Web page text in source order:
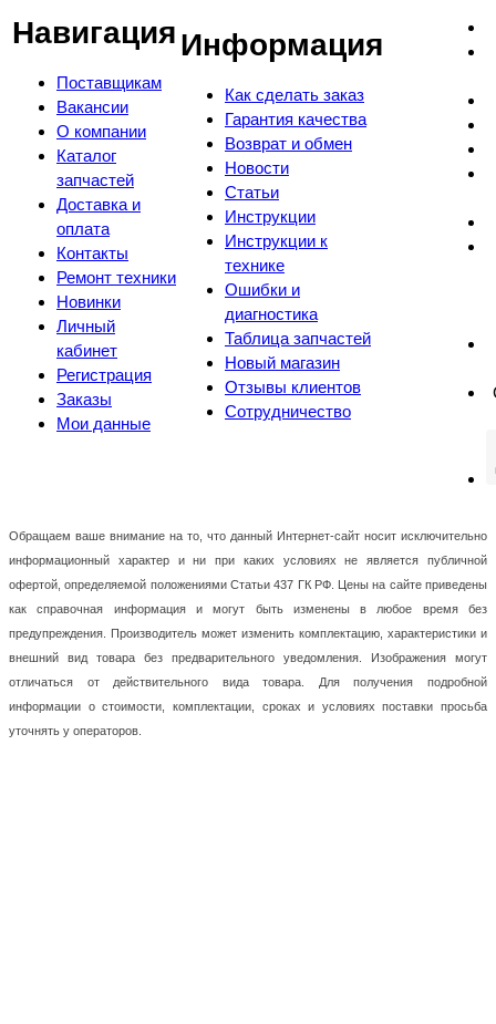
Навигация
Поставщикам
Вакансии
О компании
Каталог
запчастей
Доставка и
оплата
Контакты
Ремонт техники
Новинки
Личный
кабинет
Регистрация
Заказы
Мои данные
Информация
Как сделать заказ
Гарантия качества
Возврат и обмен
Новости
Статьи
Инструкции
Инструкции к
технике
Ошибки и
диагностика
Таблица запчастей
Новый магазин
Отзывы клиентов
Сотрудничество
Обращаем ваше внимание на то, что данный Интернет-сайт носит исключительно
информационный характер и ни при каких условиях не является публичной
офертой, определяемой положениями Статьи 437 ГК РФ. Цены на сайте приведены
как справочная информация и могут быть изменены в любое время без
предупреждения. Производитель может изменить комплектацию, характеристики и
внешний вид товара без предварительного уведомления. Изображения могут
отличаться от действительного вида товара. Для получения подробной
информации о стоимости, комплектации, сроках и условиях поставки просьба
уточнять у операторов.